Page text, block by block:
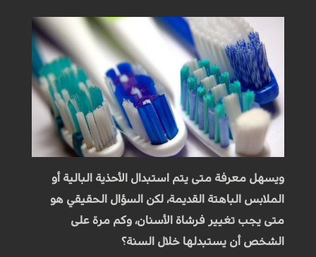
ويسهل معرفة متى يتم استبدال الأحذية البالية أو
الملابس الباهتة القديمة، لكن السؤال الحقيقي هو
متى يجب تغيير فرشاة الأسنان، وكم مرة على
الشخص أن يستبدلها خلال السنة؟